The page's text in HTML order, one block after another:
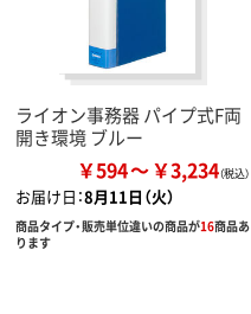
ライオン事務器 パイプ式F両
開き環境 ブルー
￥594 ￥3,234
お届け日：8月11日（火）
商品タイプ・販売単位違いの商品が16商品あ
ります